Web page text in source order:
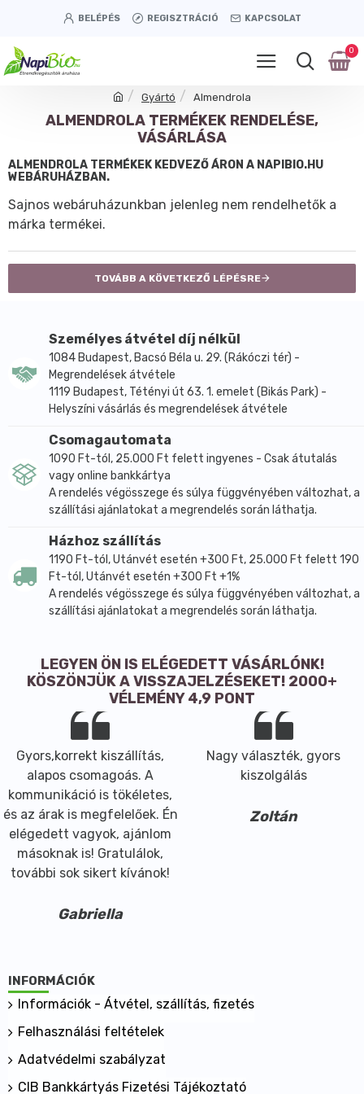
BELÉPÉS REGISZTRÁCIÓ KAPCSOLAT
0
Gyártó Almendrola
ALMENDROLA TERMÉKEK RENDELÉSE,
VÁSÁRLÁSA
ALMENDROLA TERMÉKEK KEDVEZŐ ÁRON A NAPIBIO.HU
WEBÁRUHÁZBAN.
Sajnos webáruházunkban jelenleg nem rendelhetők a
márka termékei.
TOVÁBB A KÖVETKEZŐ LÉPÉSRE
Személyes átvétel díj nélkül
1084 Budapest, Bacsó Béla u. 29. (Rákóczi tér) -
Megrendelések átvétele
1119 Budapest, Tétényi út 63. 1. emelet (Bikás Park) -
Helyszíni vásárlás és megrendelések átvétele
Csomagautomata
1090 Ft-tól, 25.000 Ft felett ingyenes - Csak átutalás
vagy online bankkártya
A rendelés végösszege és súlya függvényében változhat, a
szállítási ajánlatokat a megrendelés során láthatja.
Házhoz szállítás
1190 Ft-tól, Utánvét esetén +300 Ft, 25.000 Ft felett 190
Ft-tól, Utánvét esetén +300 Ft +1%
A rendelés végösszege és súlya függvényében változhat, a
szállítási ajánlatokat a megrendelés során láthatja.
LEGYEN ÖN IS ELÉGEDETT VÁSÁRLÓNK!
KÖSZÖNJÜK A VISSZAJELZÉSEKET! 2000+
VÉLEMÉNY 4,9 PONT
Gyors,korrekt kiszállítás,
alapos csomagoás. A
kommunikáció is tökéletes,
és az árak is megfelelőek. Én
elégedett vagyok, ajánlom
másoknak is! Gratulálok,
további sok sikert kívánok!
Gabriella
Nagy választék, gyors
kiszolgálás
Zoltán
INFORMÁCIÓK
Információk - Átvétel, szállítás, fizetés
Felhasználási feltételek
Adatvédelmi szabályzat
CIB Bankkártyás Fizetési Tájékoztató